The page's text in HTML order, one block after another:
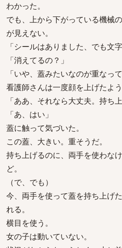
わかった。
でも、上から下がっている機械
が見えない。
「シールはありました、でも文
「消えてるの？」
「いや、蓋みたいなのが重なって
看護師さんは一度顔を上げたよう
「ああ、それなら大丈夫。持ち
「あ、はい」
蓋に触って気づいた。
この蓋、大きい。重そうだ。
持ち上げるのに、両手を使わな
ど。
（で、でも）
今、両手を使って蓋を持ち上げ
れる。
横目を使う。
女の子は動いていない。